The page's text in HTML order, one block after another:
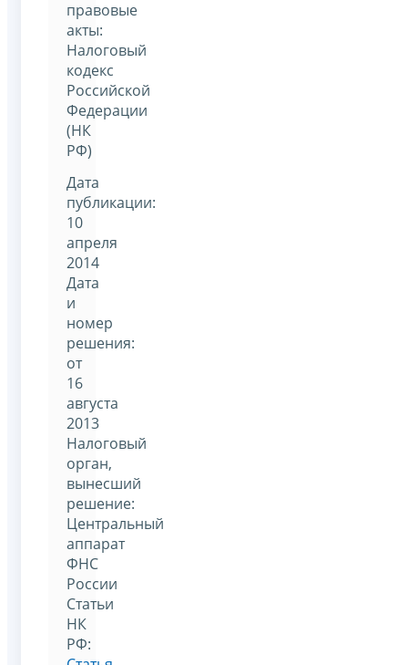
правовые
акты:
Налоговый
кодекс
Российской
Федерации
(НК
РФ)
Дата
публикации:
10
апреля
2014
Дата
и
номер
решения:
от
16
августа
2013
Налоговый
орган,
вынесший
решение:
Центральный
аппарат
ФНС
России
Статьи
НК
РФ: